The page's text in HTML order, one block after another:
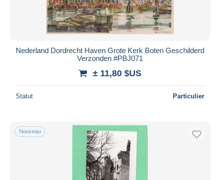
Nederland Dordrecht Haven Grote Kerk Boten Geschilderd
Verzonden #PBJ071
± 11,80 $US
Statut Particulier
Nouveau